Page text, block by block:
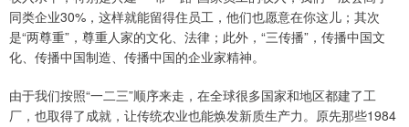
同类企业30%，这样就能留得住员工，他们也愿意在你这儿；其次
是“两尊重”，尊重人家的文化、法律；此外，“三传播”，传播中国文
化、传播中国制造、传播中国的企业家精神。
由于我们按照“一二三”顺序来走，在全球很多国家和地区都建了工
厂，也取得了成就，让传统农业也能焕发新质生产力。原先那些1984